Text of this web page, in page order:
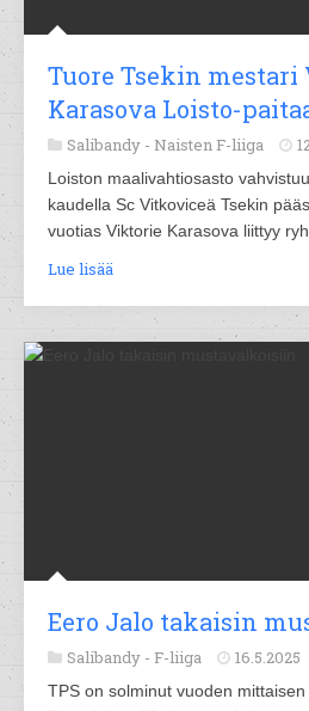
Tuore Tsekin
Karasova Loisto-
Salibandy - Naisten F-liiga
Loiston maalivahtiosasto
kaudella Sc Vitkoviceä Tsekin
vuotias Viktorie Karasova liittyy
Lue lisää
Eero Jalo takaisin
Salibandy - F-liiga 16.5.2025
TPS on solminut vuoden